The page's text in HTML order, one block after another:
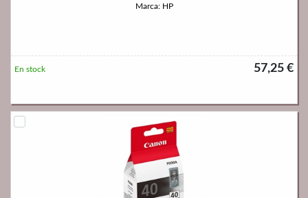
Marca: HP
57,25 €
En stock